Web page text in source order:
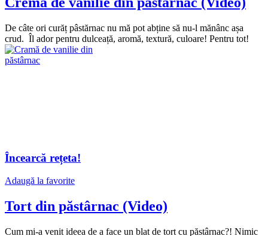
De câte ori curăț pâstărnac nu mă pot abține să nu-l mănânc așa
crud. Îl ador pentru dulceață, aromă, textură, culoare! Pentru tot!
Încearcă rețeta!
Adaugă la favorite
Tort din păstârnac (Video)
Cum mi-a venit ideea de a face un blat de tort cu păstârnac?! Nimic